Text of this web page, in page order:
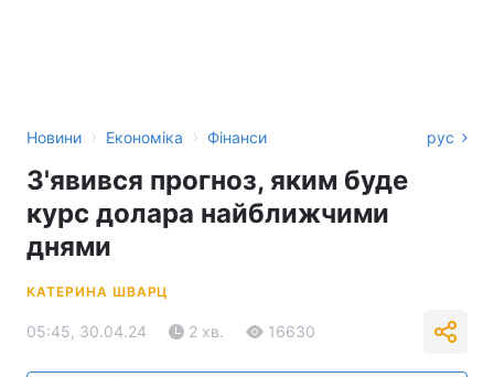
Новини › Економіка › Фінанси рус
З'явився прогноз, яким буде
курс долара найближчими
днями
КАТЕРИНА ШВАРЦ
05:45, 30.04.24 2 хв. 16630